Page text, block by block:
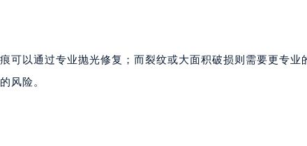
可以通过专业抛光修复；而裂纹或大面积破损则需要更专业
风险。